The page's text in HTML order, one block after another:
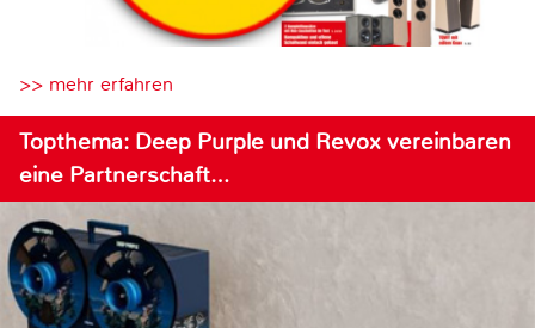
>> mehr erfahren
Topthema: Deep Purple und Revox vereinbaren
eine Partnerschaft…